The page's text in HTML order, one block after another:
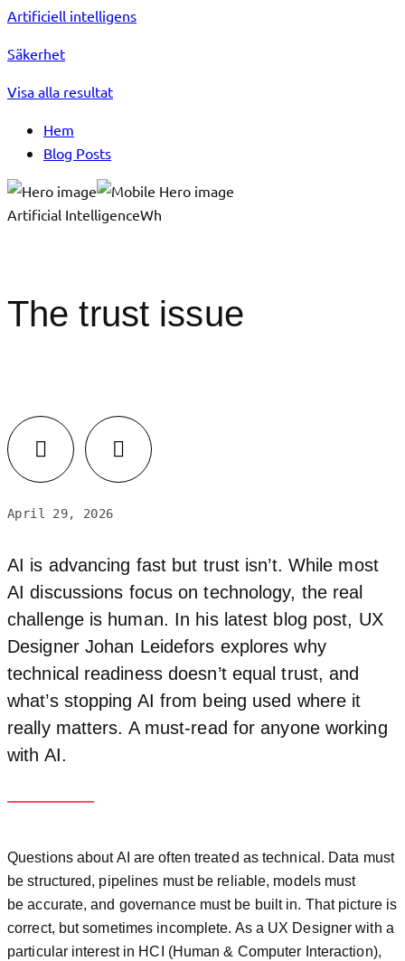
Artificiell intelligens
Säkerhet
Visa alla resultat
Hem
Blog Posts
Artificial IntelligenceWh
The trust issue
FacebookLinkedIn
April 29, 2026
AI is advancing fast but trust isn’t. While most
AI discussions focus on technology, the real
challenge is human. In his latest blog post, UX
Designer Johan Leidefors explores why
technical readiness doesn’t equal trust, and
what’s stopping AI from being used where it
really matters. A must‑read for anyone working
with AI.
Questions about AI are often treated as technical. Data must
be structured, pipelines must be reliable, models must
be accurate, and governance must be built in. That picture is
correct, but sometimes incomplete. As a UX Designer with a
particular interest in HCI (Human & Computer Interaction),